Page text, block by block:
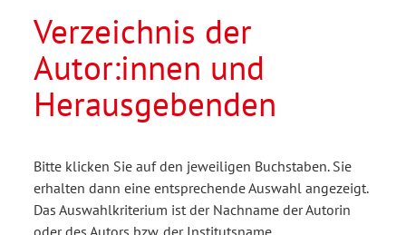
Verzeichnis der
Autor:innen und
Herausgebenden
Bitte klicken Sie auf den jeweiligen Buchstaben. Sie
erhalten dann eine entsprechende Auswahl angezeigt.
Das Auswahlkriterium ist der Nachname der Autorin
oder des Autors bzw. der Institutsname.